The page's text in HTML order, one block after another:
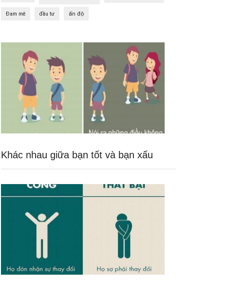
Đam mê đầu tư ấn độ
Khác nhau giữa bạn tốt và bạn xấu